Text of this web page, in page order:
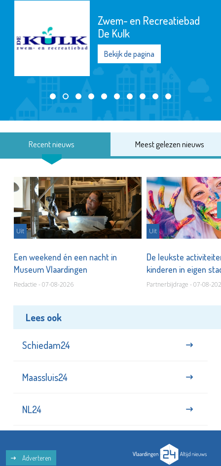
Zwem- en Recreatiebad
De Kulk
Bekijk de pagina
Recent nieuws Meest gelezen nieuws
Uit
Een weekend én een nacht in
Museum Vlaardingen
Redactie - 07-08-2026
Uit
De leukste
kinderen in eigen
Partnerbijdrage - 07-08-
Lees ook
Schiedam24
Maassluis24
NL24
Adverteren